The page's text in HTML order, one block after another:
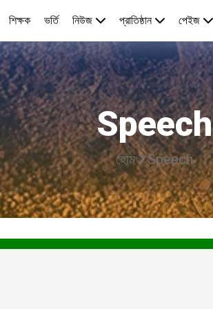
শিক্ষক ভর্তি নিউজ প্রাতিষ্ঠান পেইজ
Speech
হোম Speech